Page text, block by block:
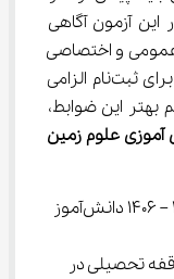
ضوابط نام‌نویسی در این آزمون آگاهی
عمومی و اختصاصی
تقسیم می‌شوند که احراز هر دو دسته برای ثبت‌نام الزامی
این ضوابط،
علوم زمین
داوطلب باید در سال تحصیلی 1405 – 1406 دانش‌آموز
تحصیلی در